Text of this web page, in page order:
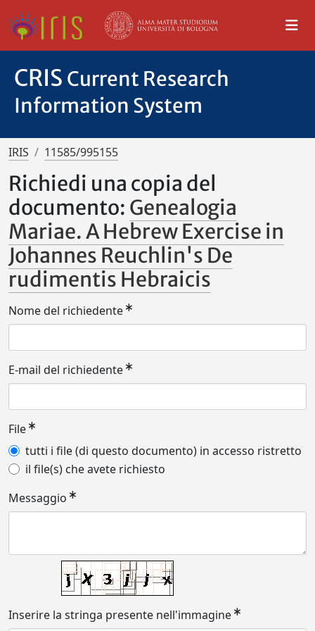
CRIS Current Research
Information System
IRIS 11585/995155
Richiedi una copia del
documento: Genealogia
Mariae. A Hebrew Exercise in
Johannes Reuchlin's De
rudimentis Hebraicis
Nome del richiedente
E-mail del richiedente
File
tutti i file (di questo documento) in accesso ristretto
il file(s) che avete richiesto
Messaggio
Inserire la stringa presente nell'immagine